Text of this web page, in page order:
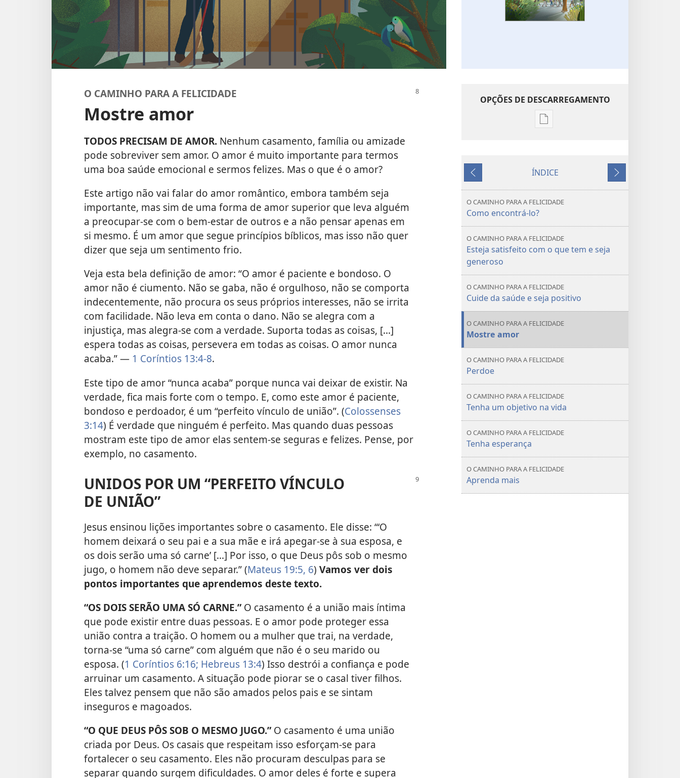
O CAMINHO PARA A FELICIDADE
Mostre amor
TODOS PRECISAM DE AMOR. Nenhum casamento, família ou amizade
pode sobreviver sem amor. O amor é muito importante para termos
uma boa saúde emocional e sermos felizes. Mas o que é o amor?
Este artigo não vai falar do amor romântico, embora também seja
importante, mas sim de uma forma de amor superior que leva alguém
a preocupar-se com o bem-estar de outros e a não pensar apenas em
si mesmo. É um amor que segue princípios bíblicos, mas isso não quer
dizer que seja um sentimento frio.
Veja esta bela definição de amor: “O amor é paciente e bondoso. O
amor não é ciumento. Não se gaba, não é orgulhoso, não se comporta
indecentemente, não procura os seus próprios interesses, não se irrita
com facilidade. Não leva em conta o dano. Não se alegra com a
injustiça, mas alegra-se com a verdade. Suporta todas as coisas, [...]
espera todas as coisas, persevera em todas as coisas. O amor nunca
acaba.” — 1 Coríntios 13:4-8.
Este tipo de amor “nunca acaba” porque nunca vai deixar de existir. Na
verdade, fica mais forte com o tempo. E, como este amor é paciente,
bondoso e perdoador, é um “perfeito vínculo de união”. (Colossenses
3:14) É verdade que ninguém é perfeito. Mas quando duas pessoas
mostram este tipo de amor elas sentem-se seguras e felizes. Pense, por
exemplo, no casamento.
UNIDOS POR UM “PERFEITO VÍNCULO
DE UNIÃO”
Jesus ensinou lições importantes sobre o casamento. Ele disse: “‘O
homem deixará o seu pai e a sua mãe e irá apegar-se à sua esposa, e
os dois serão uma só carne’ [...] Por isso, o que Deus pôs sob o mesmo
jugo, o homem não deve separar.” (Mateus 19:5, 6) Vamos ver dois
pontos importantes que aprendemos deste texto.
“OS DOIS SERÃO UMA SÓ CARNE.”O casamento é a união mais íntima
que pode existir entre duas pessoas. E o amor pode proteger essa
união contra a traição. O homem ou a mulher que trai, na verdade,
torna-se “uma só carne” com alguém que não é o seu marido ou
esposa. (1 Coríntios 6:16; Hebreus 13:4) Isso destrói a confiança e pode
arruinar um casamento. A situação pode piorar se o casal tiver filhos.
Eles talvez pensem que não são amados pelos pais e se sintam
inseguros e magoados.
“O QUE DEUS PÔS SOB O MESMO JUGO.”O casamento é uma união
criada por Deus. Os casais que respeitam isso esforçam-se para
fortalecer o seu casamento. Eles não procuram desculpas para se
separar quando surgem dificuldades. O amor deles é forte e supera
OPÇÕES DE DESCARREGAMENTO
Opções
publicações
O
a
felicidade
Anterior
ÍNDICE
Seguinte
O CAMINHO PARA A FELICIDADE
Como encontrá-lo?
O CAMINHO PARA A FELICIDADE
Esteja satisfeito com o que tem e seja
generoso
O CAMINHO PARA A FELICIDADE
Cuide da saúde e seja positivo
O CAMINHO PARA A FELICIDADE
Mostre amor
O CAMINHO PARA A FELICIDADE
Perdoe
O CAMINHO PARA A FELICIDADE
Tenha um objetivo na vida
O CAMINHO PARA A FELICIDADE
Tenha esperança
O CAMINHO PARA A FELICIDADE
Aprenda mais